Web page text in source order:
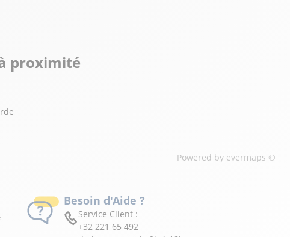
proximité
Powered by evermaps ©
Besoin d'Aide ?
Service Client :
+32 221 65 492